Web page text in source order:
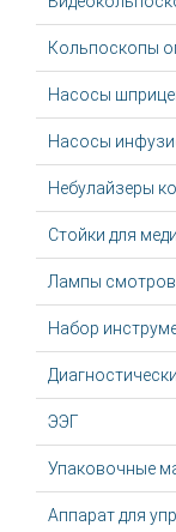
Кольпоскопы
Насосы
Насосы
Небулайзеры
Стойки для
Лампы
Набор
ЭЭГ
Упаковочные
Аппарат для